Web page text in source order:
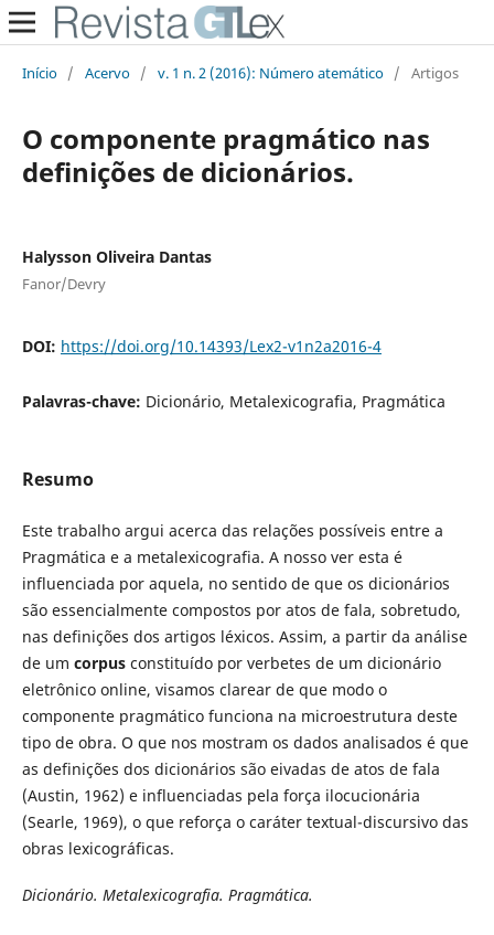
Início / Acervo / v. 1 n. 2 (2016): Número atemático / Artigos
O componente pragmático nas
definições de dicionários.
Halysson Oliveira Dantas
Fanor/Devry
DOI: https://doi.org/10.14393/Lex2-v1n2a2016-4
Palavras-chave: Dicionário, Metalexicografia, Pragmática
Resumo
Este trabalho argui acerca das relações possíveis entre a
Pragmática e a metalexicografia. A nosso ver esta é
influenciada por aquela, no sentido de que os dicionários
são essencialmente compostos por atos de fala, sobretudo,
nas definições dos artigos léxicos. Assim, a partir da análise
de um corpus constituído por verbetes de um dicionário
eletrônico online, visamos clarear de que modo o
componente pragmático funciona na microestrutura deste
tipo de obra. O que nos mostram os dados analisados é que
as definições dos dicionários são eivadas de atos de fala
(Austin, 1962) e influenciadas pela força ilocucionária
(Searle, 1969), o que reforça o caráter textual-discursivo das
obras lexicográficas.
Dicionário. Metalexicografia. Pragmática.